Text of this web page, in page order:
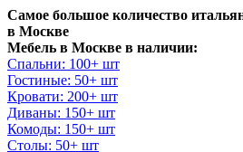
Самое большое количество
в Москве
Мебель в Москве в наличии:
Спальни: 100+ шт
Гостиные: 50+ шт
Кровати: 200+ шт
Диваны: 150+ шт
Комоды: 150+ шт
Столы: 50+ шт